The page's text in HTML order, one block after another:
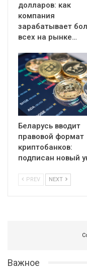
долларов: как
компания
зарабатывает
всех на рынке…
Беларусь вводит
правовой формат
криптобанков:
подписан новый
PREV NEXT
Важное